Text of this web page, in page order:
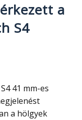
a
S4
41 mm-es
a hölgyek